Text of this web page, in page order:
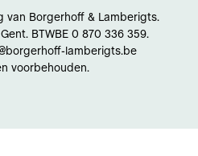
van Borgerhoff & Lamberigts.
BTWBE 0 870 336 359.
lamberigts.be
voorbehouden.